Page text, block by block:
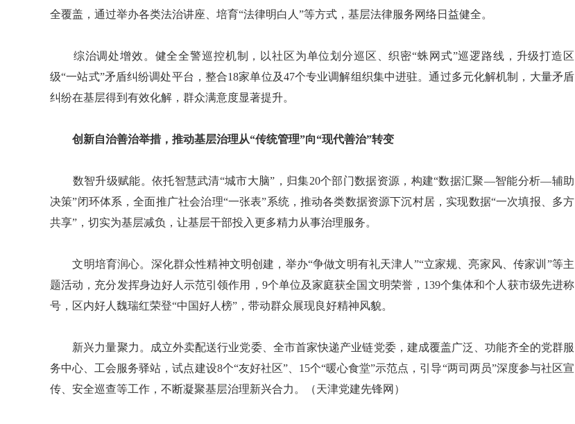
全覆盖，通过举办各类法治讲座、培育“法律明白人”等方式，基层法律服务网络日益健全。
综治调处增效。健全全警巡控机制，以社区为单位划分巡区、织密“蛛网式”巡逻路线，升级打造区
级“一站式”矛盾纠纷调处平台，整合18家单位及47个专业调解组织集中进驻。通过多元化解机制，大量矛盾
纠纷在基层得到有效化解，群众满意度显著提升。
创新自治善治举措，推动基层治理从“传统管理”向“现代善治”转变
数智升级赋能。依托智慧武清“城市大脑”，归集20个部门数据资源，构建“数据汇聚—智能分析—辅助
决策”闭环体系，全面推广社会治理“一张表”系统，推动各类数据资源下沉村居，实现数据“一次填报、多方
共享”，切实为基层减负，让基层干部投入更多精力从事治理服务。
文明培育润心。深化群众性精神文明创建，举办“争做文明有礼天津人”“立家规、亮家风、传家训”等主
题活动，充分发挥身边好人示范引领作用，9个单位及家庭获全国文明荣誉，139个集体和个人获市级先进称
号，区内好人魏瑞红荣登“中国好人榜”，带动群众展现良好精神风貌。
新兴力量聚力。成立外卖配送行业党委、全市首家快递产业链党委，建成覆盖广泛、功能齐全的党群服
务中心、工会服务驿站，试点建设8个“友好社区”、15个“暖心食堂”示范点，引导“两司两员”深度参与社区宣
传、安全巡查等工作，不断凝聚基层治理新兴合力。（天津党建先锋网）